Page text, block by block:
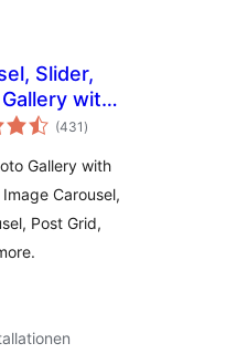
Slider,
with
Video
(431 Bewertungen
insgesamt
)
Gallery with
Carousel,
Post Grid,